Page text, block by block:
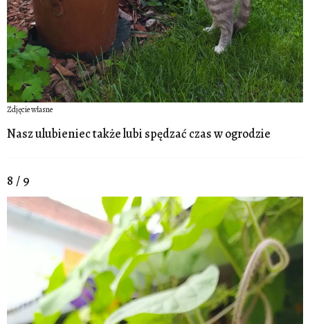
Zdjęcie własne
Nasz ulubieniec także lubi spędzać czas w ogrodzie
8 / 9